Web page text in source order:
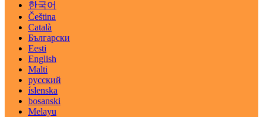
한국어
Čeština
Català
Български
Eesti
English
Malti
русский
íslenska
bosanski
Melayu